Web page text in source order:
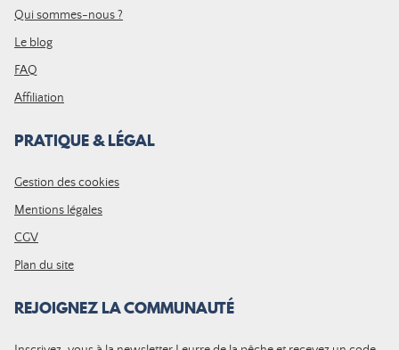
Qui sommes-nous ?
Le blog
FAQ
Affiliation
PRATIQUE & LÉGAL
Gestion des cookies
Mentions légales
CGV
Plan du site
REJOIGNEZ LA COMMUNAUTÉ